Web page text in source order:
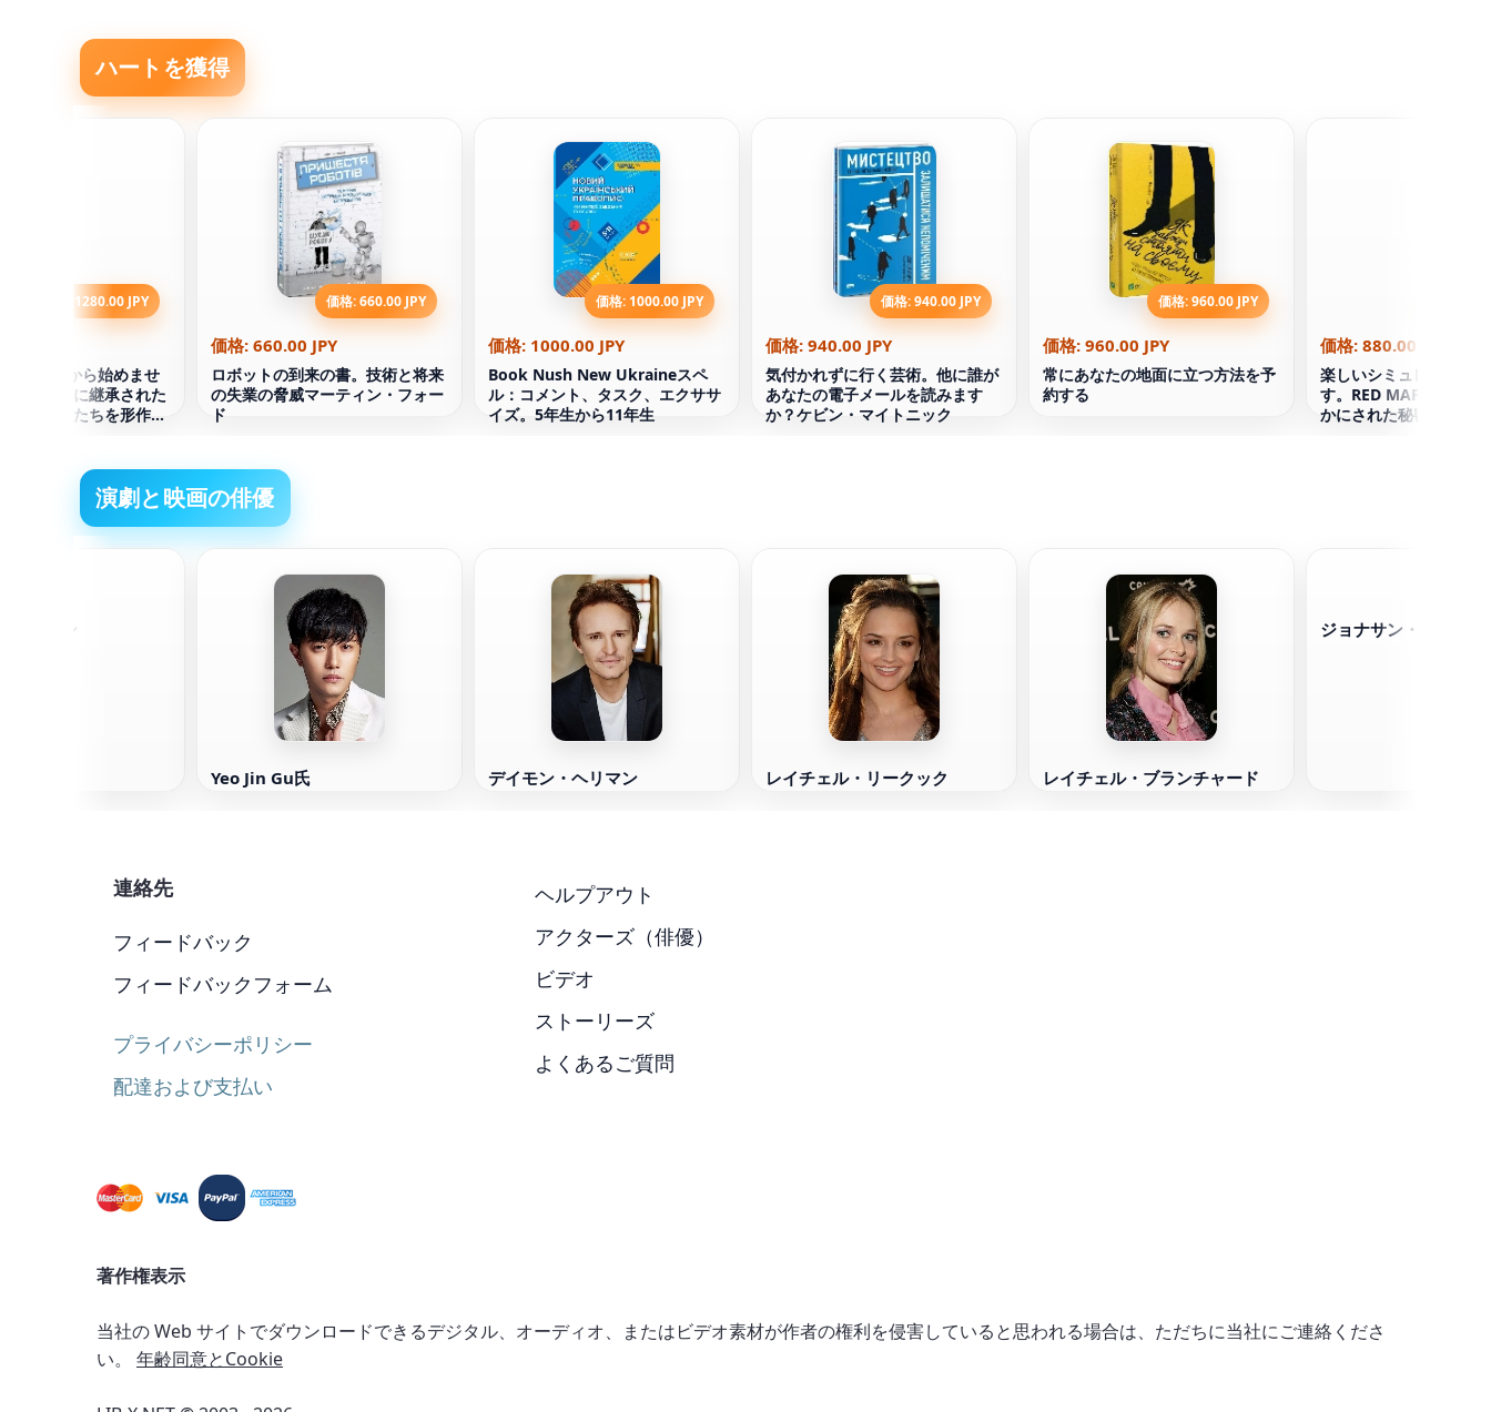
ハートを獲得
価格: 1280.00 JPY
あなたから始めませ
どのように継承された
ウマは私たちを形作
価格: 660.00 JPY
価格: 660.00 JPY
ロボットの到来の書。技術と将来
の失業の脅威マーティン・フォー
ド
価格: 1000.00 JPY
価格: 1000.00 JPY
Book Nush New Ukraineスペ
ル：コメント、タスク、エクササ
イズ。5年生から11年生
価格: 940.00 JPY
価格: 940.00 JPY
気付かれずに行く芸術。他に誰が
あなたの電子メールを読みます
か？ケビン・マイトニック
価格: 960.00 JPY
価格: 960.00 JPY
常にあなたの地面に立つ方法を予
約する
価格: 880.00 JPY
楽しいシミュレーター
す。RED MAFIOSIによ
かにされた秘密の8-9年
演劇と映画の俳優
・クイン
Yeo Jin Gu氏 デイモン・ヘリマン レイチェル・リークック レイチェル・ブランチャード
ジョナサン・ヒギンズ
連絡先
フィードバック
フィードバックフォーム
プライバシーポリシー
配達および支払い
ヘルプアウト
アクターズ（俳優）
ビデオ
ストーリーズ
よくあるご質問
著作権表示
当社の Web サイトでダウンロードできるデジタル、オーディオ、またはビデオ素材が作者の権利を侵害していると思われる場合は、ただちに当社にご連絡くださ
い。 年齢同意とCookie